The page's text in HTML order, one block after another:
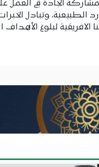
الجادة في
الطبيعية، وتبادل
الافريقية لبلوغ